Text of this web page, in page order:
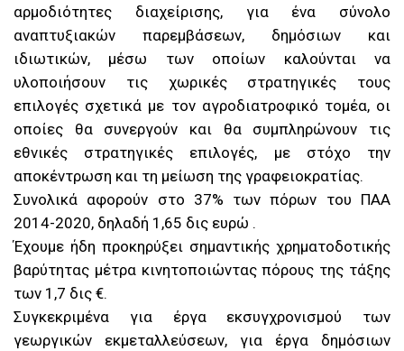
αρμοδιότητες διαχείρισης, για ένα σύνολο
αναπτυξιακών παρεμβάσεων, δημόσιων και
ιδιωτικών, μέσω των οποίων καλούνται να
υλοποιήσουν τις χωρικές στρατηγικές τους
επιλογές σχετικά με τον αγροδιατροφικό τομέα, οι
οποίες θα συνεργούν και θα συμπληρώνουν τις
εθνικές στρατηγικές επιλογές, με στόχο την
αποκέντρωση και τη μείωση της γραφειοκρατίας.
Συνολικά αφορούν στο 37% των πόρων του ΠΑΑ
2014-2020, δηλαδή 1,65 δις ευρώ .
Έχουμε ήδη προκηρύξει σημαντικής χρηματοδοτικής
βαρύτητας μέτρα κινητοποιώντας πόρους της τάξης
των 1,7 δις €.
Συγκεκριμένα για έργα εκσυγχρονισμού των
γεωργικών εκμεταλλεύσεων, για έργα δημόσιων